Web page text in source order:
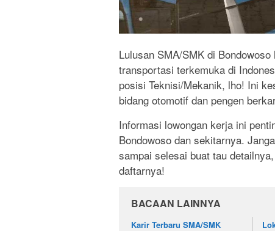
Lulusan SMA/SMK di
transportasi terkemuka di
posisi Teknisi/Mekanik, lho! Ini
bidang otomotif dan pengen
Informasi lowongan kerja ini
Bondowoso dan sekitarnya.
sampai selesai buat tau
daftarnya!
BACAAN LAINNYA
Karir Terbaru SMA/SMK